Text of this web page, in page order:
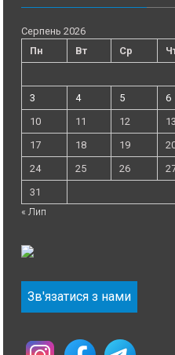
Серпень 2026
Пн
Вт Ср
3
4 5 6
10
11 12 13
17
18 19
24
25 26
31
« Лип
Зв'язатися з нами